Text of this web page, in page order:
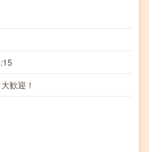
歓迎！